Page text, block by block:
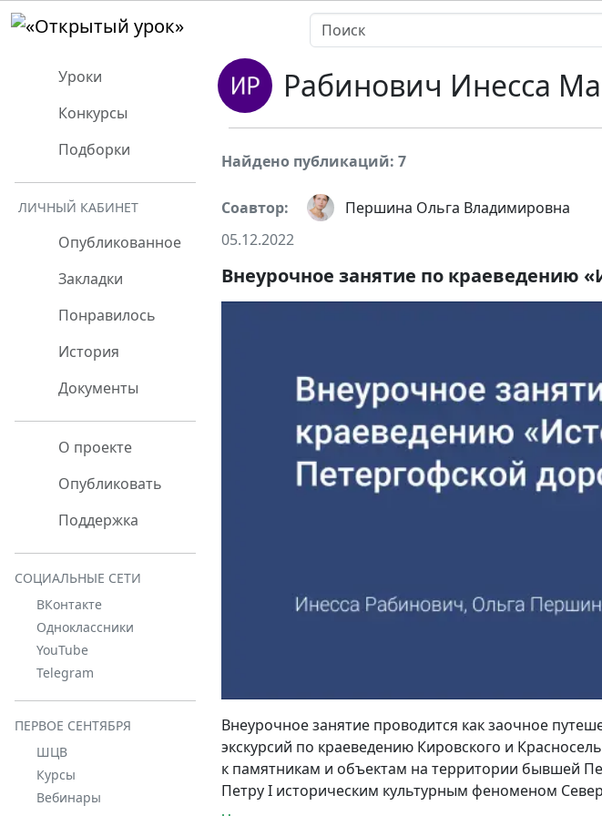
Уроки
Конкурсы
Подборки
ЛИЧНЫЙ КАБИНЕТ
Опубликованное
Закладки
Понравилось
История
Документы
О проекте
Опубликовать
Поддержка
СОЦИАЛЬНЫЕ СЕТИ
ВКонтакте
Одноклассники
YouTube
Telegram
ПЕРВОЕ СЕНТЯБРЯ
ШЦВ
Курсы
Вебинары
Рабинович Инесса
Найдено публикаций: 7
Соавтор:
Першина Ольга Владимировна
05.12.2022
Внеурочное занятие по краеведению
Внеурочное занятие проводится как заочное
экскурсий по краеведению Кировского и
к памятникам и объектам на территории бывшей
Петру I историческим культурным феноменом